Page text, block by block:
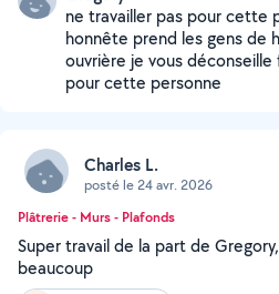
ne travailler pas pour cette
honnête prend les gens de
ouvrière je vous
pour cette personne
Charles L.
posté le 24 avr. 2026
Plâtrerie - Murs - Plafonds
Super travail de la part de
beaucoup